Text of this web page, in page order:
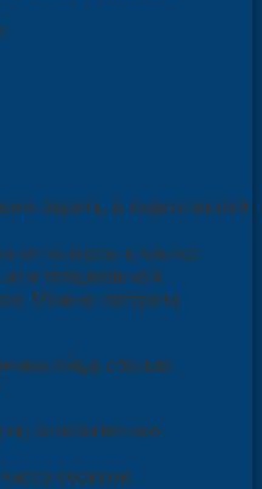
варить, в подсоленной
от кожуры и мелко
специальной
Можно натереть
яйца, специи
основательно
сосисок.